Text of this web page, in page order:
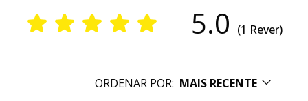
5.0 (1 Rever)
ORDENAR POR: MAIS RECENTE